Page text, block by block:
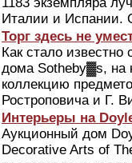
Италии и Испании.
Торг здесь не
Как стало известно
дома Sotheby▓s, на
коллекцию
Ростроповича и Г.
Интерьеры на
Аукционный дом
Decorative Arts of